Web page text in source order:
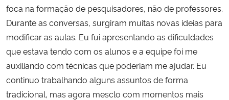
foca na formação de pesquisadores, não de professores.
Durante as conversas, surgiram muitas novas ideias para
modificar as aulas. Eu fui apresentando as dificuldades
que estava tendo com os alunos e a equipe foi me
auxiliando com técnicas que poderiam me ajudar. Eu
continuo trabalhando alguns assuntos de forma
tradicional, mas agora mesclo com momentos mais